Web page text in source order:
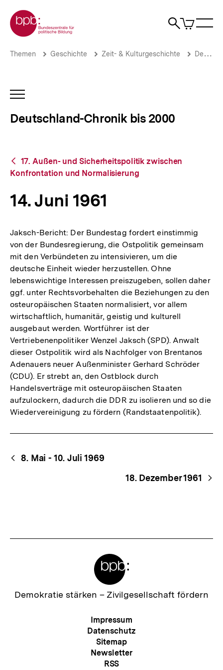
zum
Seiteninhalt
springen
Zur Startseite der bpb
Suche
Artikel
im
14.
Deutschland-
Chronik
2000
Brotkrümelnavigation
Pfadnavigation
Themen Geschichte Zeit- & Kulturgeschichte Deutschland-Chronik bis 2000
INHALTSNAVIGATION
Deutschland-Chronik bis 2000
Zurück
zur
17. Außen- und Sicherheitspolitik zwischen
Konfrontation und Normalisierung
14. Juni 1961
Jaksch-Bericht: Der Bundestag fordert einstimmig
von der Bundesregierung, die Ostpolitik gemeinsam
mit den Verbündeten zu intensivieren, um die
deutsche Einheit wieder herzustellen. Ohne
lebenswichtige Interessen preiszugeben, sollen daher
ggf. unter Rechtsvorbehalten die Beziehungen zu den
osteuropäischen Staaten normalisiert, vor allem
wirtschaftlich, humanitär, geistig und kulturell
ausgebaut werden. Wortführer ist der
Vertriebenenpolitiker Wenzel Jaksch (SPD). Anwalt
dieser Ostpolitik wird als Nachfolger von Brentanos
Adenauers neuer Außenminister Gerhard Schröder
(CDU). Er strebt an, den Ostblock durch
Handelsverträge mit osteuropäischen Staaten
aufzulockern, dadurch die DDR zu isolieren und so die
Wiedervereinigung zu fördern (Randstaatenpolitik).
Begriffsnavigation
Content-
Navigation
8. Mai - 10. Juli 1969
18. Dezember 1961
Zur
Demokratie stärken – Zivilgesellschaft fördern
Meta-
Navigation
Impressum
Datenschutz
Sitemap
Newsletter
RSS